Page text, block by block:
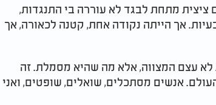
מתחת לבגד לא עוררה בי התנגדות,
אך הייתה נקודה אחת, קטנה לכאורה, אך
לא עצם המצווה, אלא מה שהיא מסמלת. זה
העולם. אנשים מסתכלים, שואלים, שופטים, ואני